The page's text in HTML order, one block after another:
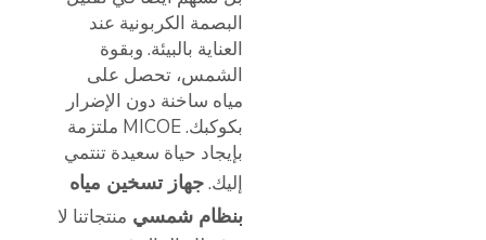
البصمة الكربونية عند
العناية بالبيئة. وبقوة
الشمس، تحصل على
مياه ساخنة دون الإضرار
بكوكبك. MICOE ملتزمة
بإيجاد حياة سعيدة تنتمي
إليك.جهاز تسخين مياه
بنظام شمسي منتجاتنا لا